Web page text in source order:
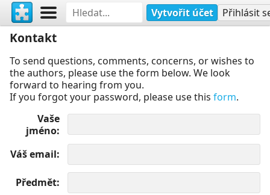
Vytvořit účet Přihlásit
Kontakt
To send questions, comments, concerns, or wishes to
the authors, please use the form below. We look
forward to hearing from you.
If you forgot your password, please use this form.
Vaše
jméno
Váš email
Předmět